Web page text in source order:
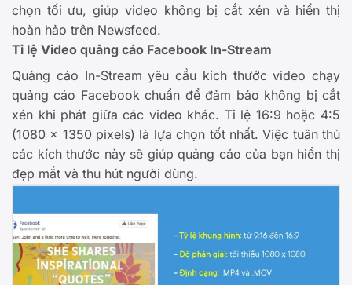
chọn tối ưu, giúp video không bị cắt xén và hiển thị
hoàn hảo trên Newsfeed.
Tỉ lệ Video quảng cáo Facebook In-Stream
Quảng cáo In-Stream yêu cầu kích thước video chạy
quảng cáo Facebook chuẩn để đảm bảo không bị cắt
xén khi phát giữa các video khác. Tỉ lệ 16:9 hoặc 4:5
(1080 x 1350 pixels) là lựa chọn tốt nhất. Việc tuân thủ
các kích thước này sẽ giúp quảng cáo của bạn hiển thị
đẹp mắt và thu hút người dùng.